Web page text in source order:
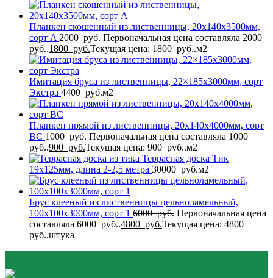
Планкен скошенный из лиственницы, 20x140x3500мм,
сорт A 2000руб. Первоначальная цена составляла 2000
руб..1800 руб.Текущая цена: 1800 руб..м2
Имитация бруса из лиственницы, 22×185x3000мм, сорт
Экстра 4400 руб.м2
Планкен прямой из лиственницы, 20x140x4000мм, сорт
BС 1000руб. Первоначальная цена составляла 1000
руб..900 руб.Текущая цена: 900 руб..м2
Террасная доска Тик
19x125мм, длина 2-2,5 метра 30000 руб.м2
Брус клееный из лиственницы цельноламельный,
100x100x3000мм, сорт 1 6000руб. Первоначальная цена
составляла 6000 руб..4800 руб.Текущая цена: 4800
руб..штука